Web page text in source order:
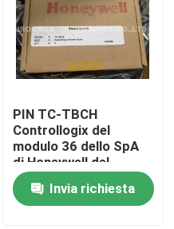
PIN TC-TBCH
Controllogix del
modulo 36 dello SpA
di Honeywell del
blocchetto terminali
Invia richiesta